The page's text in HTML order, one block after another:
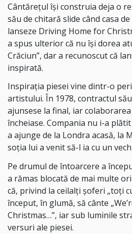
Cântărețul își construia deja o
său de chitară slide când casa
lanseze Driving Home for
a spus ulterior că nu își dorea
Crăciun”, dar a recunoscut că
inspirată.
Inspirația piesei vine dintr-o
artistului. În 1978, contractul
ajunsese la final, iar
încheiase. Compania nu i-a
a ajunge de la Londra acasă, la
soția lui a venit să-l ia cu un
Pe drumul de întoarcere a
a rămas blocată de mai multe
că, privind la ceilalți șoferi „toți
început, în glumă, să cânte
Christmas…”, iar sub luminile
versuri ale piesei.